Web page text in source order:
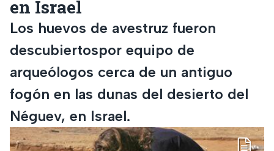
en Israel
Los huevos de avestruz fueron
descubiertospor equipo de
arqueólogos cerca de un antiguo
fogón en las dunas del desierto del
Néguev, en Israel.